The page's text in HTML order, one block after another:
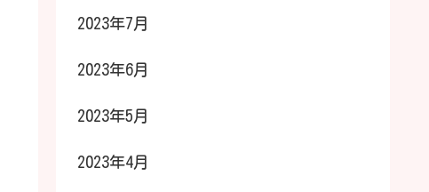
2023年7月
2023年6月
2023年5月
2023年4月